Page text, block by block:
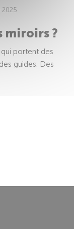
2025
miroirs ?
portent des
guides. Des